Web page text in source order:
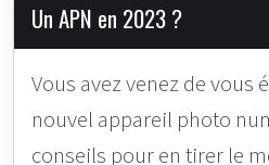
Un APN en 2023 ?
Vous avez venez de vous
nouvel appareil photo
conseils pour en tirer le